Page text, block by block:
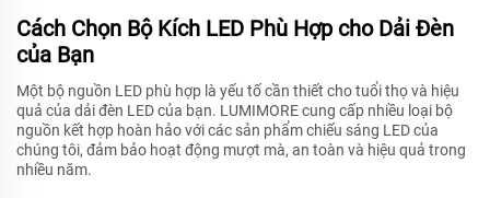
Cách Chọn Bộ Kích LED Phù Hợp cho Dải Đèn
của Bạn
Một bộ nguồn LED phù hợp là yếu tố cần thiết cho tuổi thọ và hiệu
quả của dải đèn LED của bạn. LUMIMORE cung cấp nhiều loại bộ
nguồn kết hợp hoàn hảo với các sản phẩm chiếu sáng LED của
chúng tôi, đảm bảo hoạt động mượt mà, an toàn và hiệu quả trong
nhiều năm.